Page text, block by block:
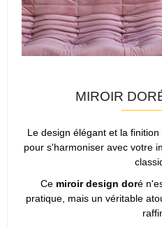
MIROIR
Le design élégant et la
pour s'harmoniser avec votre
Ce miroir design doré
pratique, mais un véritable